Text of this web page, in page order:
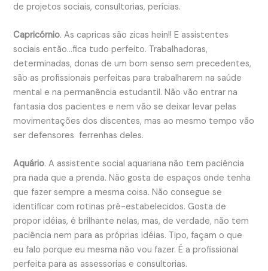
de projetos sociais, consultorias, perícias.
Capricórnio. As capricas são zicas hein!! E assistentes
sociais então…fica tudo perfeito. Trabalhadoras,
determinadas, donas de um bom senso sem precedentes,
são as profissionais perfeitas para trabalharem na saúde
mental e na permanência estudantil. Não vão entrar na
fantasia dos pacientes e nem vão se deixar levar pelas
movimentações dos discentes, mas ao mesmo tempo vão
ser defensores ferrenhas deles.
Aquário. A assistente social aquariana não tem paciência
pra nada que a prenda. Não gosta de espaços onde tenha
que fazer sempre a mesma coisa. Não consegue se
identificar com rotinas pré-estabelecidos. Gosta de
propor idéias, é brilhante nelas, mas, de verdade, não tem
paciência nem para as próprias idéias. Tipo, façam o que
eu falo porque eu mesma não vou fazer. É a profissional
perfeita para as assessorias e consultorias.